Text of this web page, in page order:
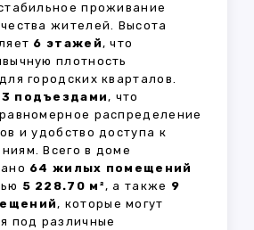
проживание
жителей. Высота
6 этажей, что
плотность
городских кварталов.
подъездами, что
распределение
и удобство доступа к
Всего в доме
64 жилых помещений
5 228.70 м², а также 9
, которые могут
под различные